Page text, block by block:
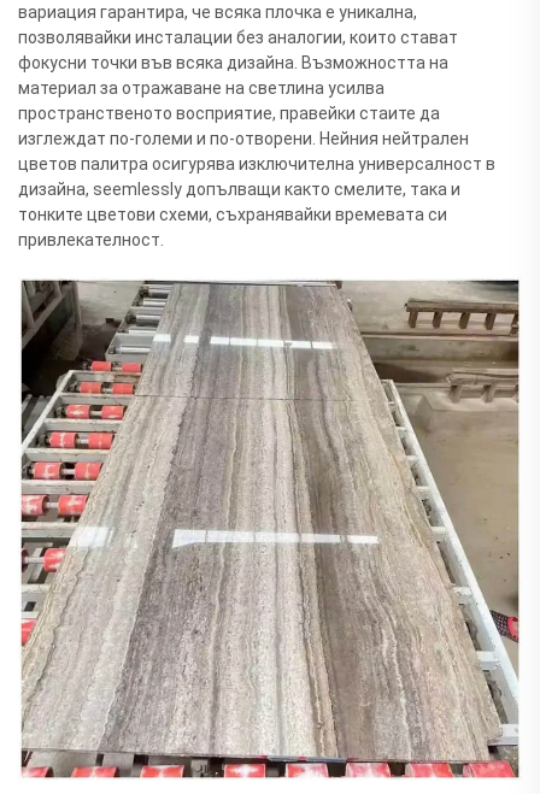
вариация гарантира, че всяка плочка е уникална,
позволявайки инсталации без аналогии, които стават
фокусни точки във всяка дизайна. Възможността на
материал за отражаване на светлина усилва
пространственото восприятие, правейки стаите да
изглеждат по-големи и по-отворени. Нейния нейтрален
цветов палитра осигурява изключителна универсалност в
дизайна, seemlessly допълващи както смелите, така и
тонките цветови схеми, съхранявайки времевата си
привлекателност.